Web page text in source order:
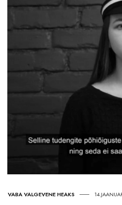
VABA VALGEVENE HEAKS